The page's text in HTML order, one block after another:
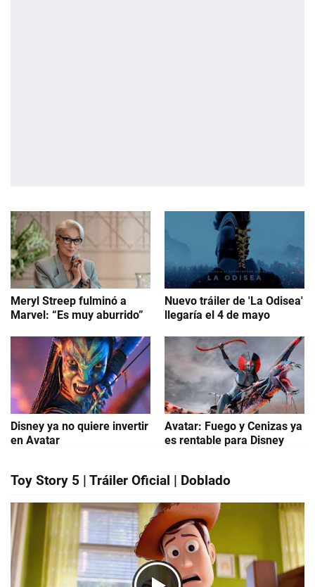
Meryl Streep fulminó a
Marvel: “Es muy aburrido”
Nuevo tráiler de 'La Odisea'
llegaría el 4 de mayo
Disney ya no quiere invertir
en Avatar
Avatar: Fuego y Cenizas ya
es rentable para Disney
Toy Story 5 | Tráiler Oficial | Doblado